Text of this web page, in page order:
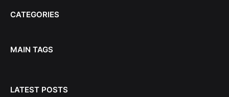
CATEGORIES
MAIN TAGS
LATEST POSTS